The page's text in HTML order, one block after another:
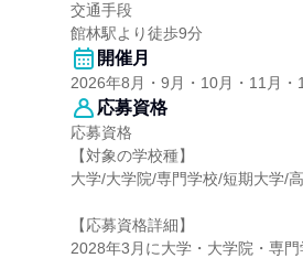
交通手段
館林駅より徒歩9分
開催月
2026年8月・9月・10月・11月・
応募資格
応募資格
【対象の学校種】
大学/大学院/専門学校/短期大学/
【応募資格詳細】
2028年3月に大学・大学院・専